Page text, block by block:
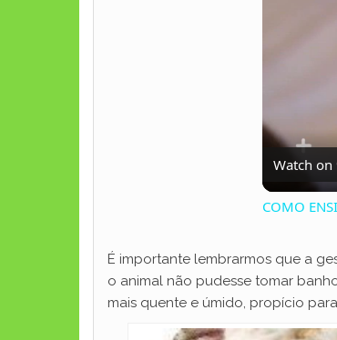
Watch on
COMO
É importante lembrarmos que a
o animal não pudesse tomar
mais quente e úmido, propício